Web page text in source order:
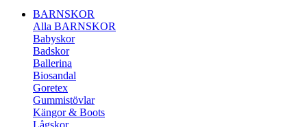
BARNSKOR
Alla BARNSKOR
Babyskor
Badskor
Ballerina
Biosandal
Goretex
Gummistövlar
Kängor & Boots
Lågskor